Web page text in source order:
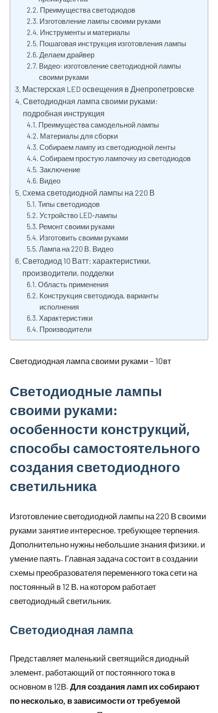
Преимущества светодиодов
Изготовление лампы своими руками
Инструменты и материалы
Пошаговая инструкция изготовления лампы
Делаем драйвер
Видео: изготовление светодиодной лампы
своими руками
Мастерская LED освещения в Днепропетровске
Светодиодная лампа своими руками:
подробная инструкция
Преимущества самодельной лампы
Материалы для сборки
Собираем лампу из светодиодной ленты
Собираем простую лампочку из светодиодов
Заключение
Видео
Cхема светодиодной лампы на 220 В
Типы светодиодов
Устройство LED-лампы
Ремонт своими руками
Изготовить своими руками
Лампа на 220 В. Видео
Светодиод 10 Ватт: характеристики,
производители, подделки
Область применения
Конструкция светодиода, варианты
исполнения
Характеристики
Производители
Светодиодная лампа своими руками – 10вт
Светодиодные лампы
своими руками:
особенности конструкций,
способы самостоятельного
создания светодиодного
светильника
Изготовление светодиодной лампы на 220 В своими
руками занятие интересное, требующее терпения.
Дополнительно нужны небольшие знания физики, и
умение паять. Главная задача состоит в создании
схемы преобразователя переменного тока сети на
постоянный в 12 В, на котором работает
светодиодный светильник.
Светодиодная лампа
Представляет маленький светящийся диодный
элемент, работающий от постоянного тока в
основном в 12В. Для создания ламп их собирают
по несколько, в зависимости от требуемой